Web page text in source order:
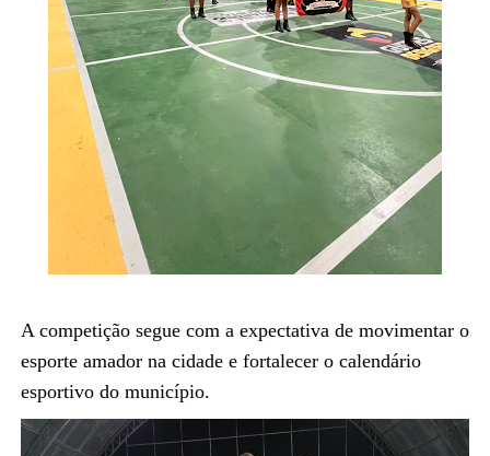
A competição segue com a expectativa de movimentar o
esporte amador na cidade e fortalecer o calendário
esportivo do município.